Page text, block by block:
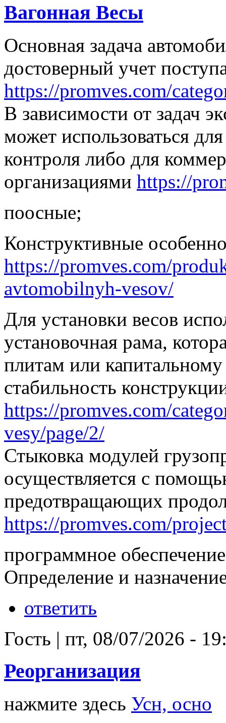
Вагонная Весы
Основная задача
достоверный учет
https://promves.com/
В зависимости от задач
может использоваться
контроля либо для
организациями https://
поосные;
Конструктивные
https://promves.com/
avtomobilnyh-vesov/
Для установки весов
установочная рама,
плитам или
стабильность
https://promves.com/
vesy/page/2/
Стыковка модулей
осуществляется с
предотвращающих
https://promves.com/
программное
Определение и
ответить
Гость | пт, 08/07/2026 -
Реорганизация
нажмите здесь Усн, осно